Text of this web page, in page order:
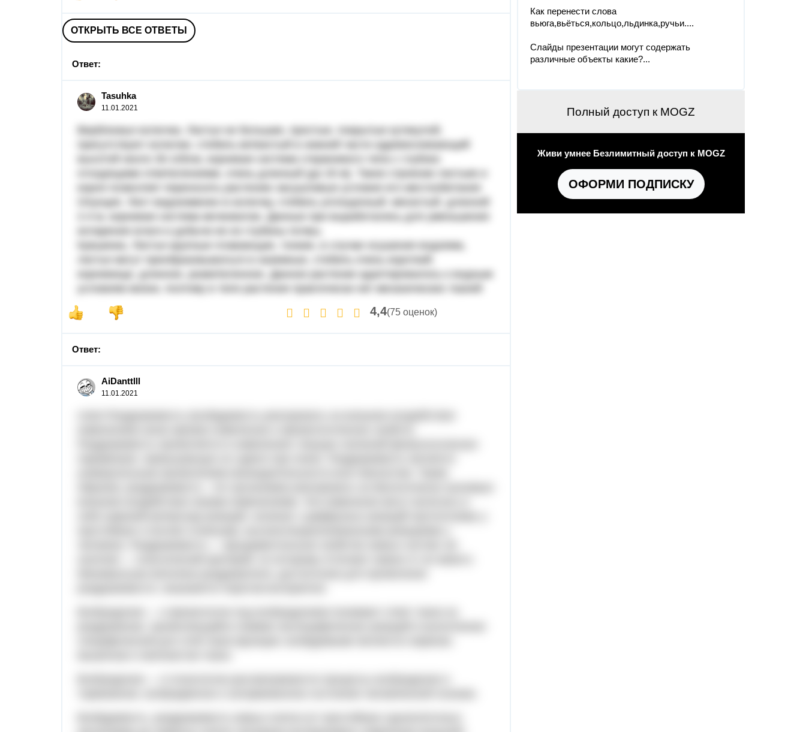
ОТКРЫТЬ ВСЕ ОТВЕТЫ
Ответ:
Tasuhka
11.01.2021
Верблюжья колючка. Листья не большие, простые, покрытые кутикулой,
присутствуют колючки. стебель ветвистый в нижней части одревесневающий
Кувшинка. Листья крупные плавающие, тонкие, в случае осушения водоема,
корневище, длинное, разветвленное. Данное растение адаптировалось к водным
4,4(75 оценок)
Ответ:
AiDanttlll
11.01.2021
Как перенести слова
вьюга,вьёться,кольцо,льдинка,ручьи....
Слайды презентации могут содержать
различные объекты какие?...
Полный доступ к MOGZ
Живи умнее Безлимитный доступ к MOGZ
ОФОРМИ ПОДПИСКУ